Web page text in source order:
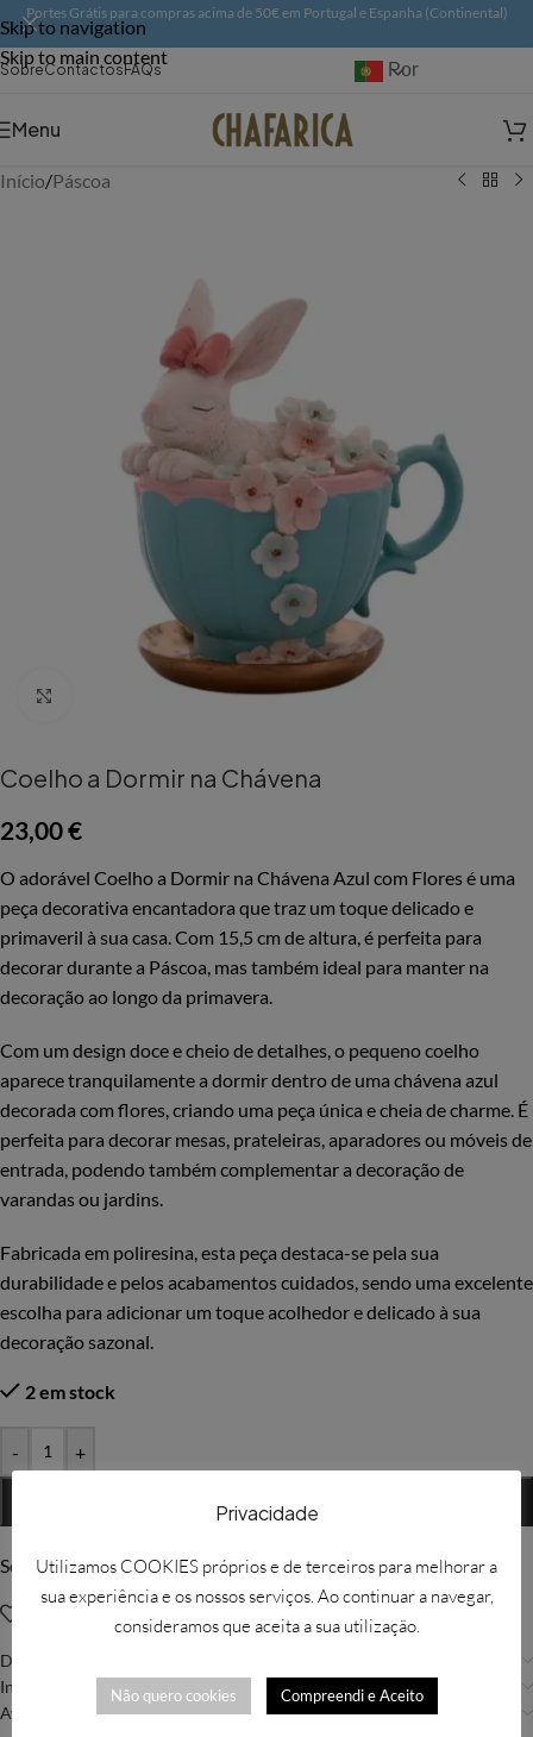
Skip to navigation
Skip to main content
Portes Grátis para compras acima de 50€ em Portugal e Espanha (Continental)
SobreContactosFAQs Português
Menu
Início/Páscoa
Aumentar Imagem
Coelho a Dormir na Chávena
23,00€
O adorável Coelho a Dormir na Chávena Azul com Flores é uma
peça decorativa encantadora que traz um toque delicado e
primaveril à sua casa. Com 15,5 cm de altura, é perfeita para
decorar durante a Páscoa, mas também ideal para manter na
decoração ao longo da primavera.
Com um design doce e cheio de detalhes, o pequeno coelho
aparece tranquilamente a dormir dentro de uma chávena azul
decorada com flores, criando uma peça única e cheia de charme. É
perfeita para decorar mesas, prateleiras, aparadores ou móveis de
entrada, podendo também complementar a decoração de
varandas ou jardins.
Fabricada em poliresina, esta peça destaca-se pela sua
durabilidade e pelos acabamentos cuidados, sendo uma excelente
escolha para adicionar um toque acolhedor e delicado à sua
decoração sazonal.
2 em stock
- +
Solicitar mais informações
Adicionar à Wishlist
Descrição
Informação adicional
Avaliações (0)
Privacidade
Utilizamos COOKIES próprios e de terceiros para melhorar a
sua experiência e os nossos serviços. Ao continuar a navegar,
consideramos que aceita a sua utilização.
Não quero cookies Compreendi e Aceito